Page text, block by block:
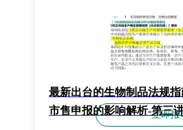
最新出台的生物制品法规指
市售申报的影响解析-第三
立即报